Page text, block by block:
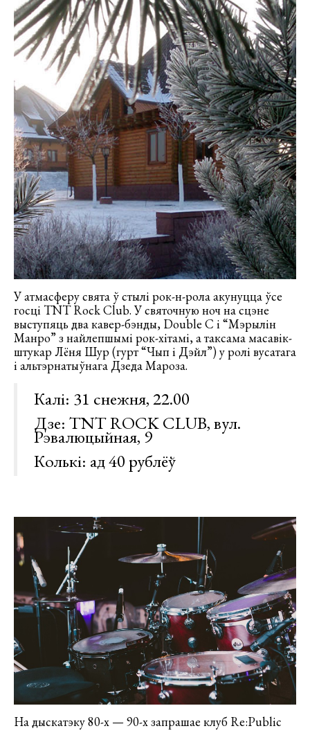
У атмасферу свята ў стылі рок-н-рола акунуцца ўсе
госці TNT Rock Club. У святочную ноч на сцэне
выступяць два кавер-бэнды, Double C і “Мэрылін
Манро” з найлепшымі рок-хітамі, а таксама масавік-
штукар Лёня Шур (гурт “Чып і Дэйл”) у ролі вусатага
і альтэрнатыўнага Дзеда Мароза.
Калі: 31 снежня, 22.00
Дзе: TNT ROCK CLUB, вул.
Рэвалюцыйная, 9
Колькі: ад 40 рублёў
На дыскатэку 80-х — 90-х запрашае клуб Re:Public